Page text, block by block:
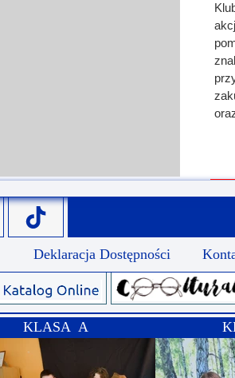
KLASA A
Deklaracja Dostępności